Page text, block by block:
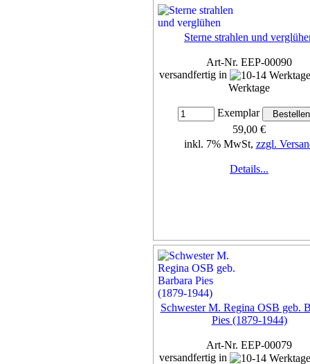
Sterne strahlen und
Art-Nr. EEP-00090
versandfertig in
Werktage
Exemplar
59,00 €
inkl. 7% MwSt, zzgl.
Details...
Schwester M. Regina OSB geb.
Pies (1879-1944)
Art-Nr. EEP-00079
versandfertig in